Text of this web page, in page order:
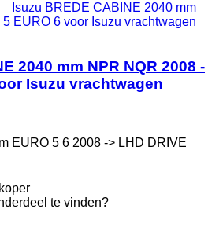
Isuzu BREDE CABINE 2040 mm
EURO 6 voor Isuzu vrachtwagen
2040 mm NPR NQR 2008 -
Isuzu vrachtwagen
EURO 5 6 2008 -> LHD DRIVE
te vinden?